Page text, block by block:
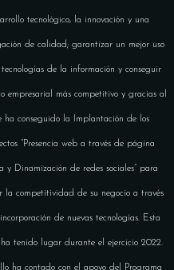
tecnológico, la innovación y una
de calidad; garantizar un mejor uso
de la información y conseguir
empresarial más competitivo y gracias al
ha conseguido la Implantación de los
“Presencia web a través de página
y Dinamización de redes sociales” para
la competitividad de su negocio a través
de nuevas tecnologías. Esta
ha tenido lugar durante el ejercicio 2022.
ha contado con el apoyo del Programa